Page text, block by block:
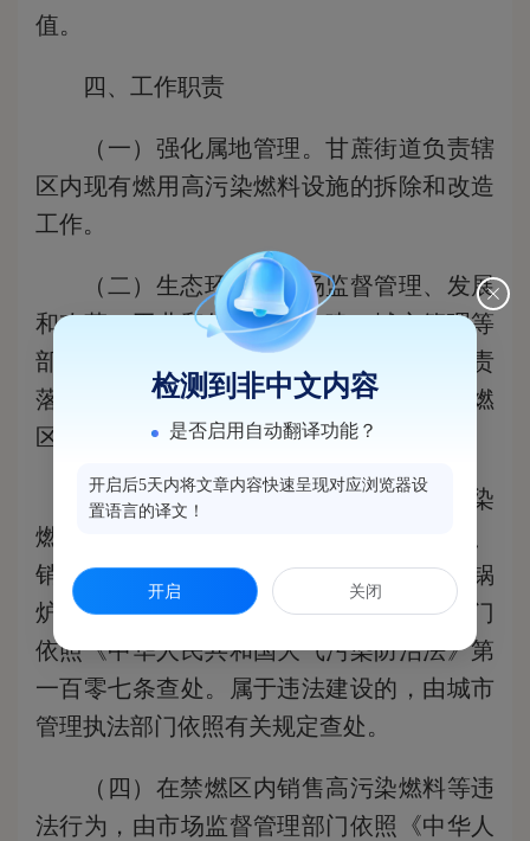
值。
四、工作职责
（一）强化属地管理。甘蔗街道负责辖
区内现有燃用高污染燃料设施的拆除和改造
工作。
（二）生态环境、市场监督管理、发展
和改革、工业和信息化、住建、城市管理等
部门应当按照有关法律、法规规定，依职责
落实禁燃区管理工作；生态环境部门将禁燃
区监管纳入环境监管网格。
（三）在禁燃区内违法建设燃用高污染
燃料设施，燃用高污染燃料，生产、进口、
销售或者使用不符合规定标准或者要求的锅
炉等行为，由生态环境、市场监督管理部门
依照《中华人民共和国大气污染防治法》第
一百零七条查处。属于违法建设的，由城市
管理执法部门依照有关规定查处。
（四）在禁燃区内销售高污染燃料等违
法行为，由市场监督管理部门依照《中华人
检测到非中文内容
是否启用自动翻译功能？
开启后5天内将文章内容快速呈现对应浏览器设
置语言的译文！
开启 关闭